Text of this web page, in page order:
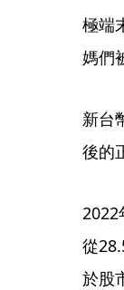
極端
媽們
新台
後的
2022
從
於股